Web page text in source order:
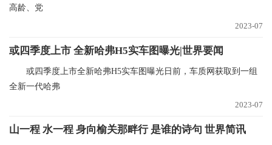
高龄、党
2023-07
或四季度上市 全新哈弗H5实车图曝光|世界要闻
或四季度上市全新哈弗H5实车图曝光日前，车质网获取到一组
全新一代哈弗
2023-07
山一程 水一程 身向榆关那畔行 是谁的诗句 世界简讯